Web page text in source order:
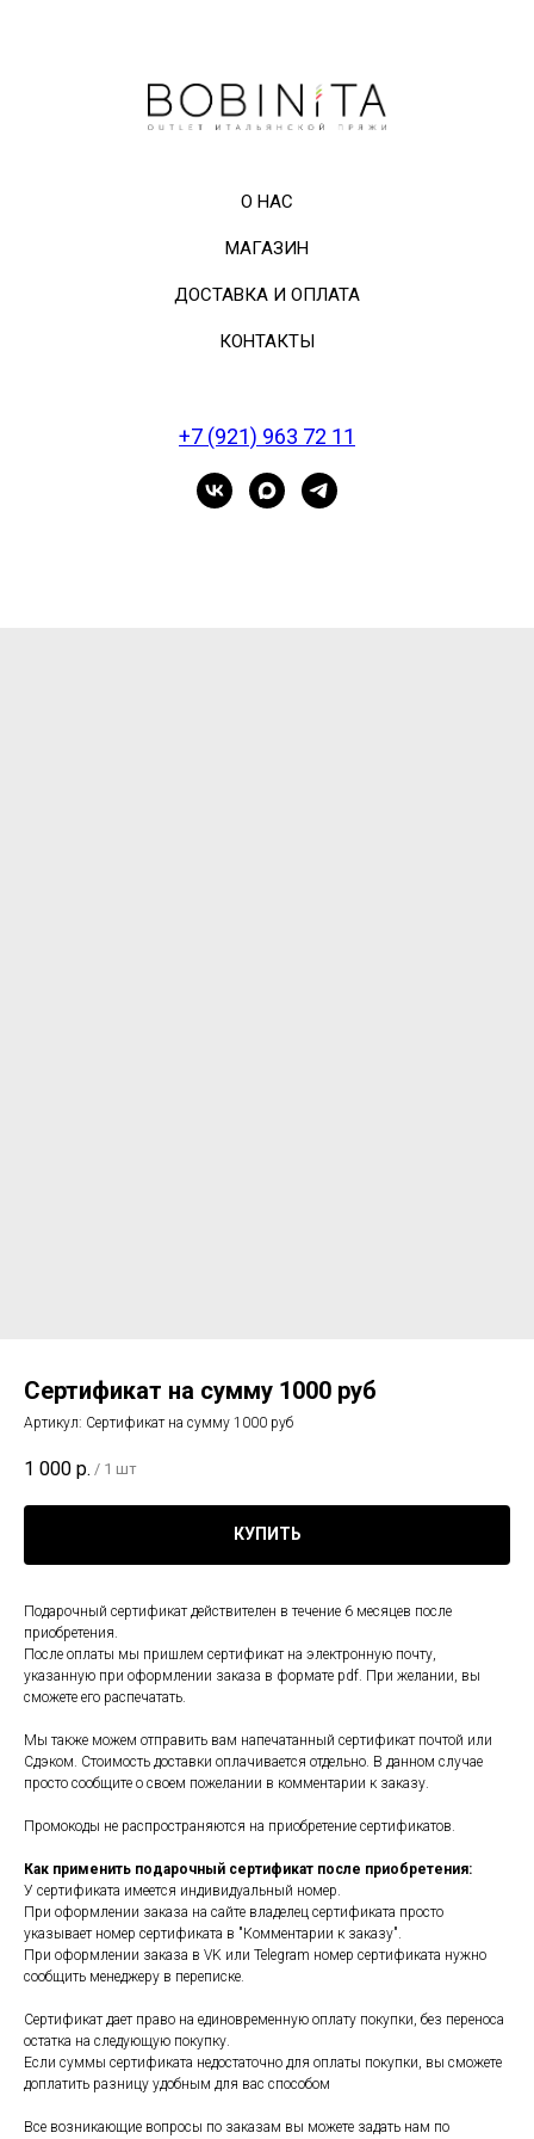
О НАС
МАГАЗИН
ДОСТАВКА И ОПЛАТА
КОНТАКТЫ
+7 (921) 963 72 11
Сертификат на сумму 1000 руб
Артикул: Сертификат на сумму 1000 руб
1 000 р. / 1 шт
КУПИТЬ
Подарочный сертификат действителен в течение 6 месяцев после
приобретения.
После оплаты мы пришлем сертификат на электронную почту,
указанную при оформлении заказа в формате pdf. При желании, вы
сможете его распечатать.
Мы также можем отправить вам напечатанный сертификат почтой или
Сдэком. Стоимость доставки оплачивается отдельно. В данном случае
просто сообщите о своем пожелании в комментарии к заказу.
Промокоды не распространяются на приобретение сертификатов.
Как применить подарочный сертификат после приобретения:
У сертификата имеется индивидуальный номер.
При оформлении заказа на сайте владелец сертификата просто
указывает номер сертификата в "Комментарии к заказу".
При оформлении заказа в VK или Telegram номер сертификата нужно
сообщить менеджеру в переписке.
Сертификат дает право на единовременную оплату покупки, без переноса
остатка на следующую покупку.
Если суммы сертификата недостаточно для оплаты покупки, вы сможете
доплатить разницу удобным для вас способом
Все возникающие вопросы по заказам вы можете задать нам по